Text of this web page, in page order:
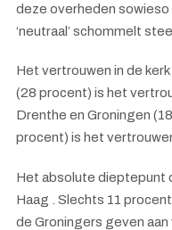
deze overheden
‘neutraal’ schommelt
Het vertrouwen in de
(28 procent) is het
Drenthe en Groningen
procent) is het
Het absolute dieptepunt
Haag . Slechts 11
de Groningers geven